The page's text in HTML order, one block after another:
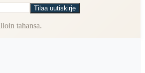
Tilaa uutiskirje
tahansa.